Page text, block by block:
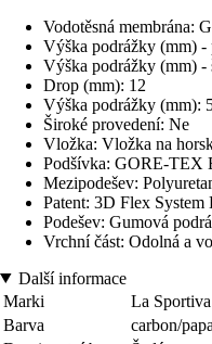
Vodotěsná membrána:
Výška podrážky (mm) -
Výška podrážky (mm) -
Drop (mm): 12
Výška podrážky (mm):
Široké provedení: Ne
Vložka: Vložka na
Podšívka: GORE-TEX
Mezipodešev:
Patent: 3D Flex
Podešev: Gumová
Vrchní část: Odolná a
Další informace
Marki
La Sportiva
Barva
carbon/